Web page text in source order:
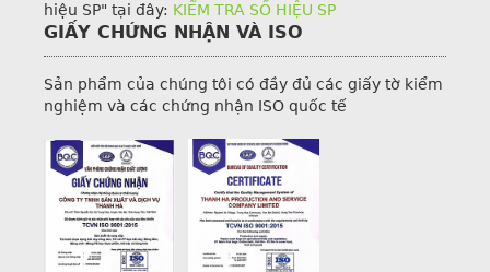
hiệu SP" tại đây: KIỂM TRA SỐ HIỆU SP
GIẤY CHỨNG NHẬN VÀ ISO
Sản phẩm của chúng tôi có đầy đủ các giấy tờ kiểm
nghiệm và các chứng nhận ISO quốc tế